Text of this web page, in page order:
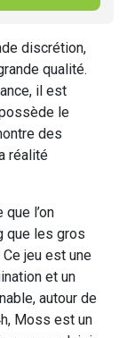
discrétion,
qualité.
il est
le
des
réalité
l’on
que les gros
jeu est une
et un
autour de
Moss est un